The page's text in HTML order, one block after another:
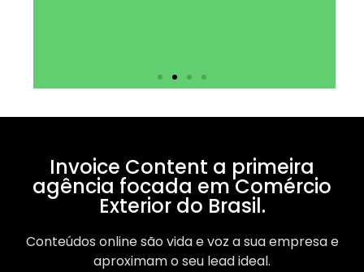
Invoice Content a primeira
agência focada em Comércio
Exterior do Brasil.
Conteúdos online são vida e voz a sua empresa e
aproximam o seu lead ideal.